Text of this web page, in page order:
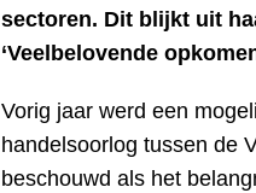
sectoren. Dit blijkt uit
‘Veelbelovende
Vorig jaar werd een
handelsoorlog tussen de
beschouwd als het